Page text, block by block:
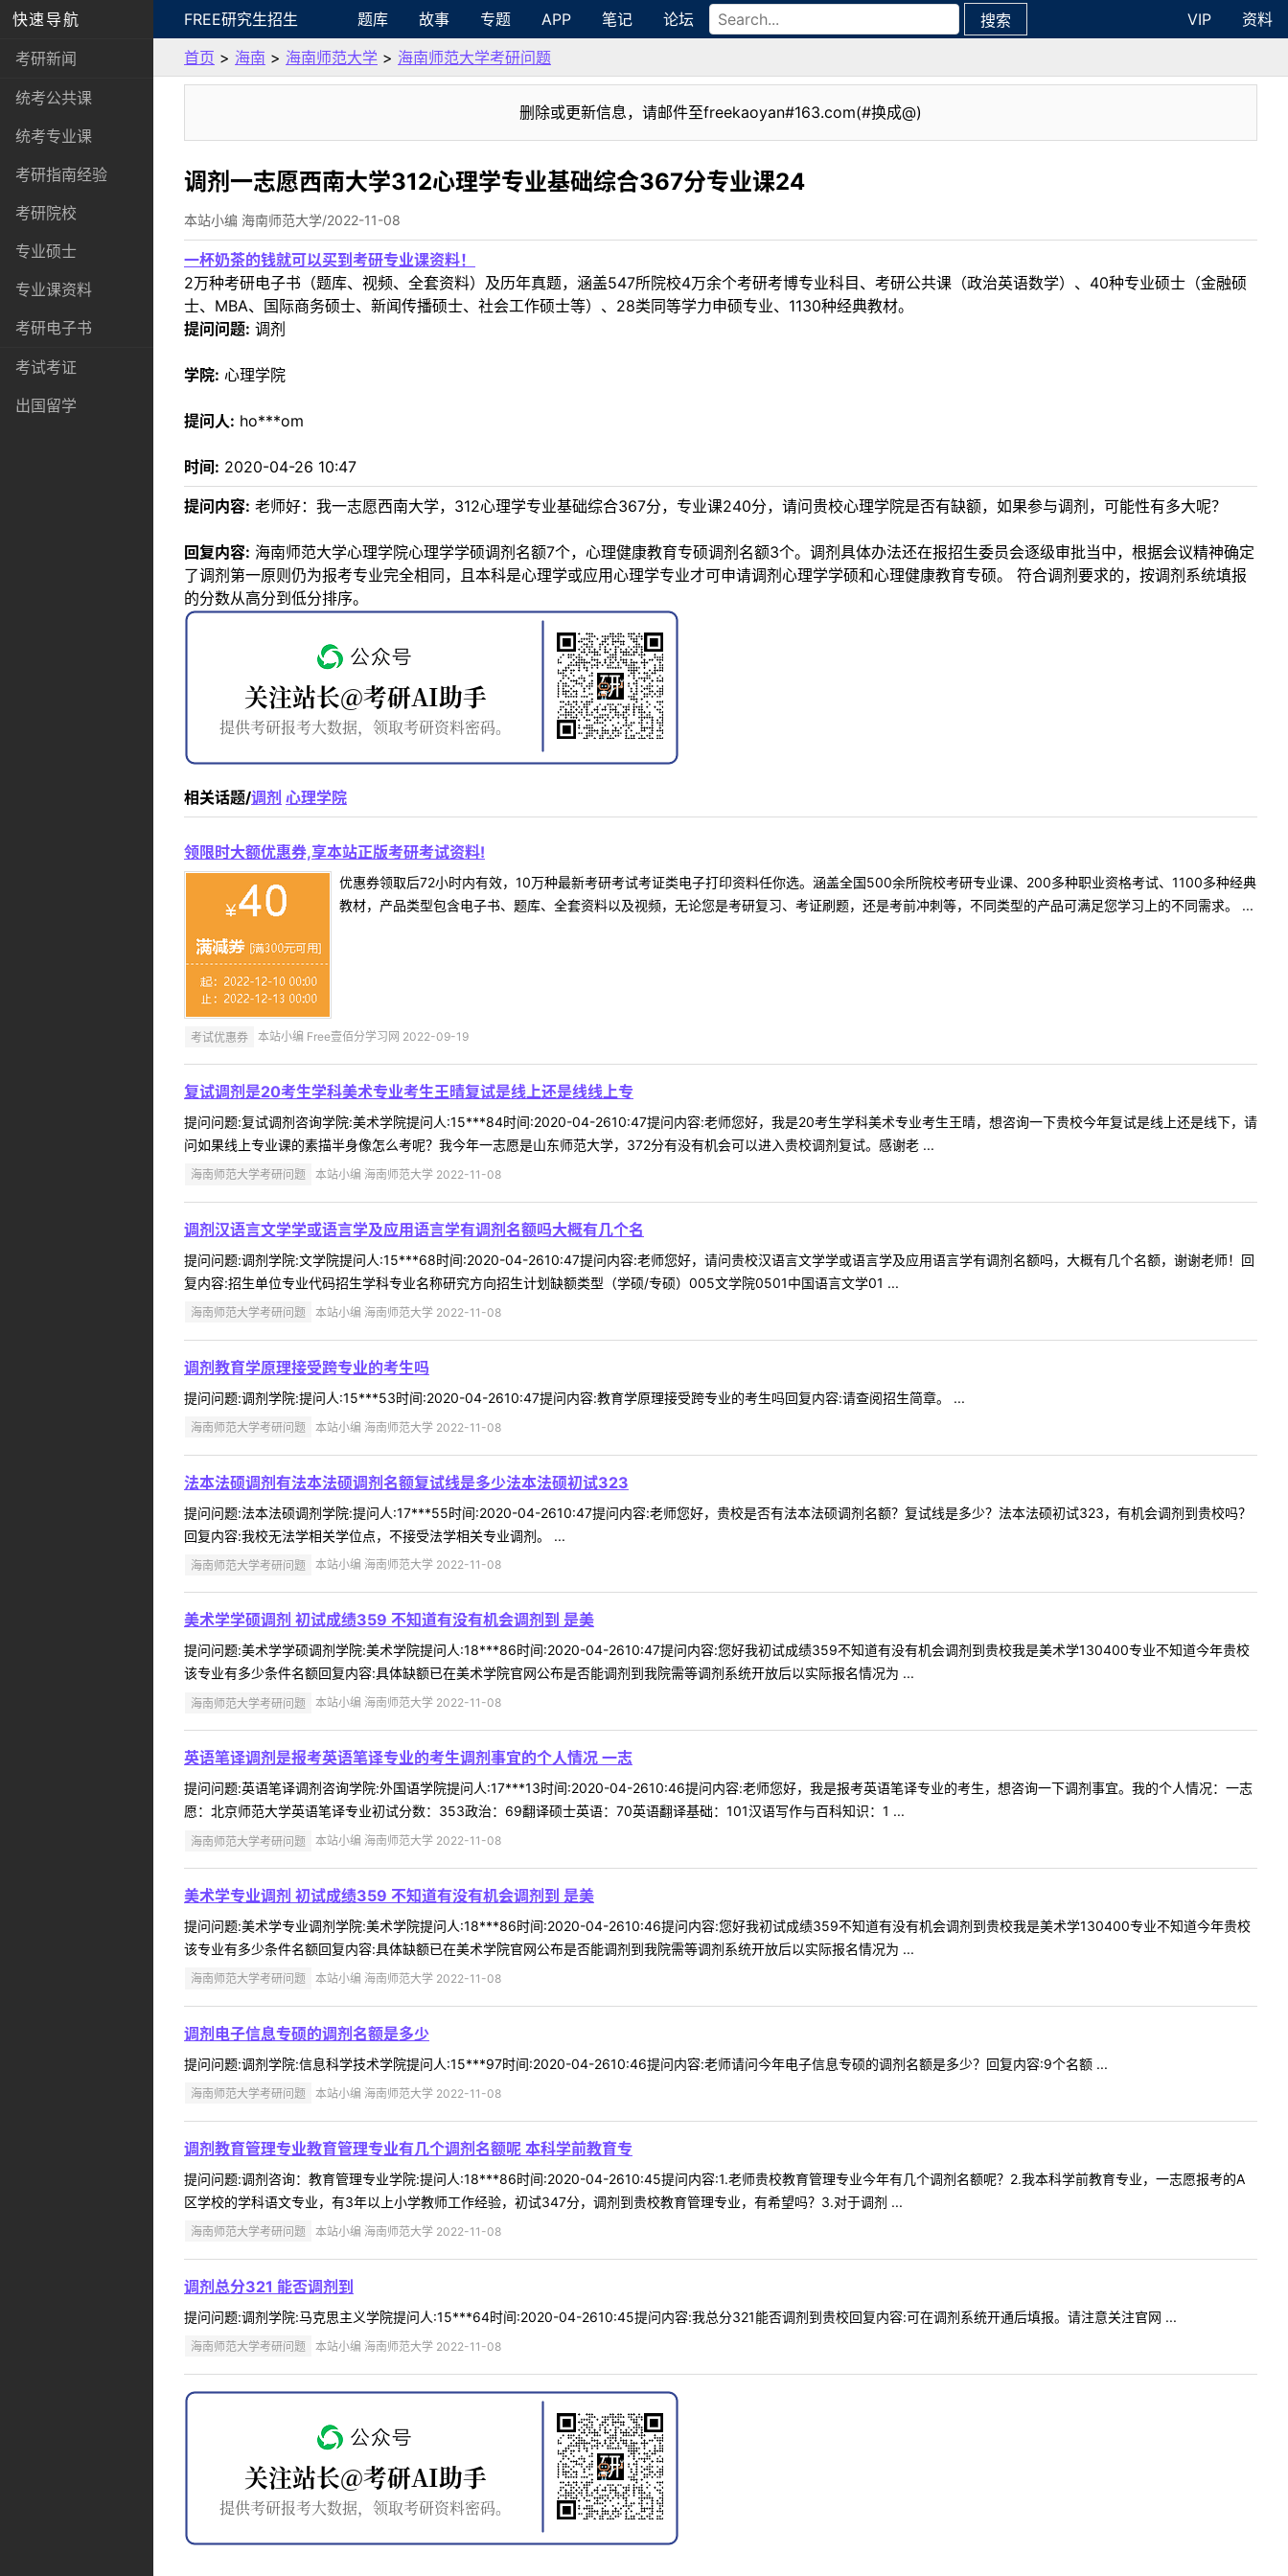
快速导航
考研新闻
统考公共课
统考专业课
考研指南经验
考研院校
专业硕士
专业课资料
考研电子书
考试考证
出国留学
FREE研究生招生 题库 故事 专题 APP 笔记 论坛 搜索 VIP
资料
首页 > 海南 > 海南师范大学 > 海南师范大学考研问题
删除或更新信息，请邮件至freekaoyan#163.com(#换成@)
调剂一志愿西南大学312心理学专业基础综合367分专业课24
本站小编 海南师范大学/2022-11-08
一杯奶茶的钱就可以买到考研专业课资料！
2万种考研电子书（题库、视频、全套资料）及历年真题，涵盖547所院校4万余个考研考博专业科目、考研公共课（政治英语数学）、40种专业硕士（金融硕
士、MBA、国际商务硕士、新闻传播硕士、社会工作硕士等）、28类同等学力申硕专业、1130种经典教材。
提问问题: 调剂
学院: 心理学院
提问人: ho***om
时间: 2020-04-26 10:47
提问内容: 老师好：我一志愿西南大学，312心理学专业基础综合367分，专业课240分，请问贵校心理学院是否有缺额，如果参与调剂，可能性有多大呢？
回复内容: 海南师范大学心理学院心理学学硕调剂名额7个，心理健康教育专硕调剂名额3个。调剂具体办法还在报招生委员会逐级审批当中，根据会议精神确定
了调剂第一原则仍为报考专业完全相同，且本科是心理学或应用心理学专业才可申请调剂心理学学硕和心理健康教育专硕。 符合调剂要求的，按调剂系统填报
的分数从高分到低分排序。
相关话题/调剂 心理学院
领限时大额优惠券,享本站正版考研考试资料!
优惠券领取后72小时内有效，10万种最新考研考试考证类电子打印资料任你选。涵盖全国500余所院校考研专业课、200多种职业资格考试、1100多种经典
教材，产品类型包含电子书、题库、全套资料以及视频，无论您是考研复习、考证刷题，还是考前冲刺等，不同类型的产品可满足您学习上的不同需求。 ...
考试优惠券 本站小编 Free壹佰分学习网 2022-09-19
复试调剂是20考生学科美术专业考生王晴复试是线上还是线线上专
提问问题:复试调剂咨询学院:美术学院提问人:15***84时间:2020-04-2610:47提问内容:老师您好，我是20考生学科美术专业考生王晴，想咨询一下贵校今年复试是线上还是线下，请
问如果线上专业课的素描半身像怎么考呢？我今年一志愿是山东师范大学，372分有没有机会可以进入贵校调剂复试。感谢老 ...
海南师范大学考研问题 本站小编 海南师范大学 2022-11-08
调剂汉语言文学学或语言学及应用语言学有调剂名额吗大概有几个名
提问问题:调剂学院:文学院提问人:15***68时间:2020-04-2610:47提问内容:老师您好，请问贵校汉语言文学学或语言学及应用语言学有调剂名额吗，大概有几个名额，谢谢老师！回
复内容:招生单位专业代码招生学科专业名称研究方向招生计划缺额类型（学硕/专硕）005文学院0501中国语言文学01 ...
海南师范大学考研问题 本站小编 海南师范大学 2022-11-08
调剂教育学原理接受跨专业的考生吗
提问问题:调剂学院:提问人:15***53时间:2020-04-2610:47提问内容:教育学原理接受跨专业的考生吗回复内容:请查阅招生简章。 ...
海南师范大学考研问题 本站小编 海南师范大学 2022-11-08
法本法硕调剂有法本法硕调剂名额复试线是多少法本法硕初试323
提问问题:法本法硕调剂学院:提问人:17***55时间:2020-04-2610:47提问内容:老师您好，贵校是否有法本法硕调剂名额？复试线是多少？法本法硕初试323，有机会调剂到贵校吗？
回复内容:我校无法学相关学位点，不接受法学相关专业调剂。 ...
海南师范大学考研问题 本站小编 海南师范大学 2022-11-08
美术学学硕调剂 初试成绩359 不知道有没有机会调剂到 是美
提问问题:美术学学硕调剂学院:美术学院提问人:18***86时间:2020-04-2610:47提问内容:您好我初试成绩359不知道有没有机会调剂到贵校我是美术学130400专业不知道今年贵校
该专业有多少条件名额回复内容:具体缺额已在美术学院官网公布是否能调剂到我院需等调剂系统开放后以实际报名情况为 ...
海南师范大学考研问题 本站小编 海南师范大学 2022-11-08
英语笔译调剂是报考英语笔译专业的考生调剂事宜的个人情况 一志
提问问题:英语笔译调剂咨询学院:外国语学院提问人:17***13时间:2020-04-2610:46提问内容:老师您好，我是报考英语笔译专业的考生，想咨询一下调剂事宜。我的个人情况：一志
愿：北京师范大学英语笔译专业初试分数：353政治：69翻译硕士英语：70英语翻译基础：101汉语写作与百科知识：1 ...
海南师范大学考研问题 本站小编 海南师范大学 2022-11-08
美术学专业调剂 初试成绩359 不知道有没有机会调剂到 是美
提问问题:美术学专业调剂学院:美术学院提问人:18***86时间:2020-04-2610:46提问内容:您好我初试成绩359不知道有没有机会调剂到贵校我是美术学130400专业不知道今年贵校
该专业有多少条件名额回复内容:具体缺额已在美术学院官网公布是否能调剂到我院需等调剂系统开放后以实际报名情况为 ...
海南师范大学考研问题 本站小编 海南师范大学 2022-11-08
调剂电子信息专硕的调剂名额是多少
提问问题:调剂学院:信息科学技术学院提问人:15***97时间:2020-04-2610:46提问内容:老师请问今年电子信息专硕的调剂名额是多少？回复内容:9个名额 ...
海南师范大学考研问题 本站小编 海南师范大学 2022-11-08
调剂教育管理专业教育管理专业有几个调剂名额呢 本科学前教育专
提问问题:调剂咨询：教育管理专业学院:提问人:18***86时间:2020-04-2610:45提问内容:1.老师贵校教育管理专业今年有几个调剂名额呢？2.我本科学前教育专业，一志愿报考的A
区学校的学科语文专业，有3年以上小学教师工作经验，初试347分，调剂到贵校教育管理专业，有希望吗？3.对于调剂 ...
海南师范大学考研问题 本站小编 海南师范大学 2022-11-08
调剂总分321 能否调剂到
提问问题:调剂学院:马克思主义学院提问人:15***64时间:2020-04-2610:45提问内容:我总分321能否调剂到贵校回复内容:可在调剂系统开通后填报。请注意关注官网 ...
海南师范大学考研问题 本站小编 海南师范大学 2022-11-08